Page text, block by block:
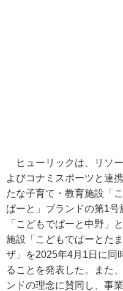
ヒューリックは、リソ
よびコナミスポーツと連
たな子育て・教育施設「
ぱーと」ブランドの第1号
「こどもでぱーと中野」
施設「こどもでぱーとた
ザ」を2025年4月1日に同
ることを発表した。また
ンドの理念に賛同し、事